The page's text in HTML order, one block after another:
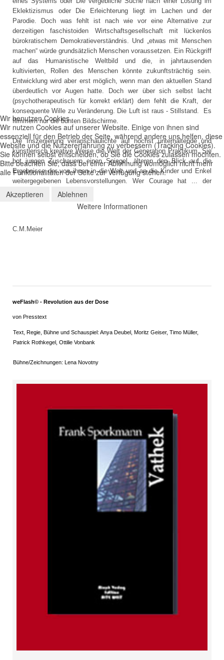
Eklektizismus oder Die Erleichterung liegt im Lachen und der
Parodie. Doch was fehlt ist nach wie vor eine Alternative zur
derzeitigen faschistoiden Wirtschaftsgesellschaft mit lückenlos
bürokratischem Demokratieverständnis. Und „etwas mit Menschen
machen“ würde grundsätzlich Menschen voraussetzen. Ein Rückgriff
auf das Humanistische Weltbild und die, in jahrtausenden
kultivierten, Rollen des Menschen könnte zukunftsträchtig sein.
Entwicklung wird aber erst möglich, wenn man den aktuellen Stand
überdeutlich vor Augen hatte. Doch wer über sich selbst lacht
(psychotherapeutisch für korrekt erklärt) dem fehlt die Kraft, der
konsequente Wille zu Veränderung. Die Luft ist raus - Stillstand. Es
flimmern nur die bunten Bildschirme.
Die Inszenierung veranschaulichte auf höchst unterhaltende und
künstlerisch kreative Weise die Welt der Generation Praktikum. Sie
bot jungen Zuschauern einen Spiegel, älteren den Blick auf die
Ergebnisse der von ihnen in die Welt und an die Kinder und Enkel
weitergegebenen Lebensvorstellungen. Wer Courage hat ... der
schaue
C.M.Meier
weFlash© - Revolution aus der Dose
von Presstext
Text, Regie, Bühne und Schauspiel: Anya Deubel, Moritz Geiser, Timo Müller,
Patrick Rothkegel, Ottilie Vonbank
Bühne/Zeichnungen: Lena Novotny
Wir benutzen Cookies
Wir nutzen Cookies auf unserer Website. Einige von ihnen sind
essenziell für den Betrieb der Seite, während andere uns helfen, diese
Website und die Nutzererfahrung zu verbessern (Tracking Cookies).
Sie können selbst entscheiden, ob Sie die Cookies zulassen möchten.
Bitte beachten Sie, dass bei einer Ablehnung womöglich nicht mehr
alle Funktionalitäten der Seite zur Verfügung stehen.
Akzeptieren
Ablehnen
Weitere Informationen